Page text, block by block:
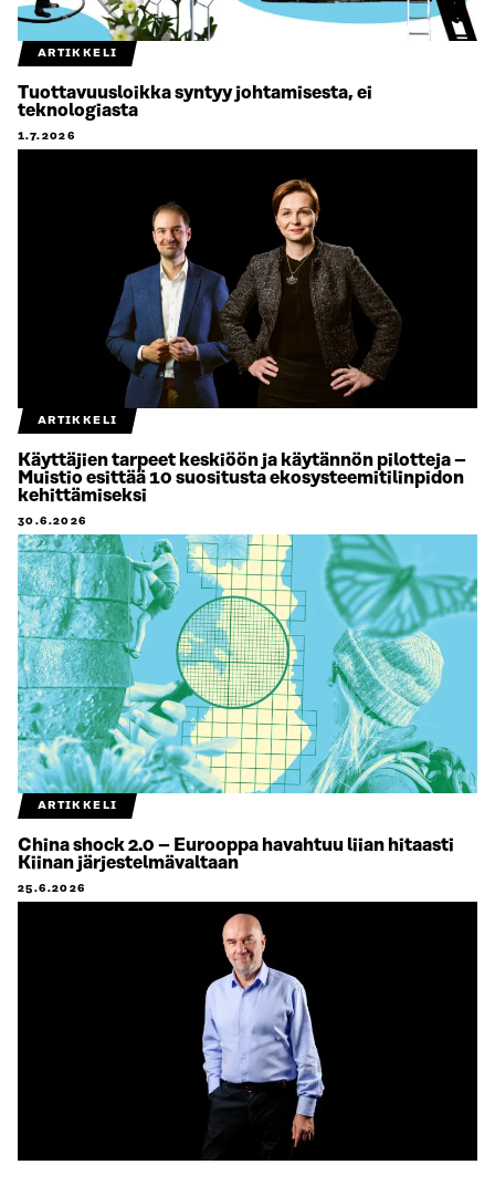
ARTIKKELI
Tuottavuusloikka syntyy johtamisesta, ei
teknologiasta
1.7.2026
ARTIKKELI
Käyttäjien tarpeet keskiöön ja käytännön pilotteja –
Muistio esittää 10 suositusta ekosysteemitilinpidon
kehittämiseksi
30.6.2026
ARTIKKELI
China shock 2.0 – Eurooppa havahtuu liian hitaasti
Kiinan järjestelmävaltaan
25.6.2026